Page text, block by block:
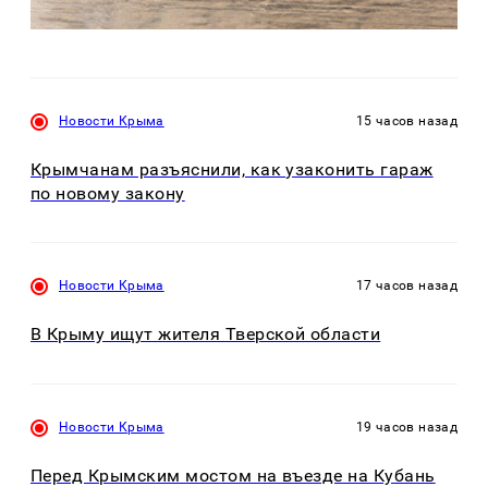
Новости Крыма 15 часов назад
Крымчанам разъяснили, как узаконить гараж
по новому закону
Новости Крыма 17 часов назад
В Крыму ищут жителя Тверской области
Новости Крыма 19 часов назад
Перед Крымским мостом на въезде на Кубань